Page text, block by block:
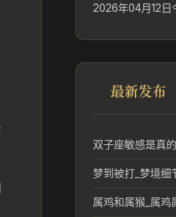
最新发布
双子座敏感是真
梦到被打_梦境细